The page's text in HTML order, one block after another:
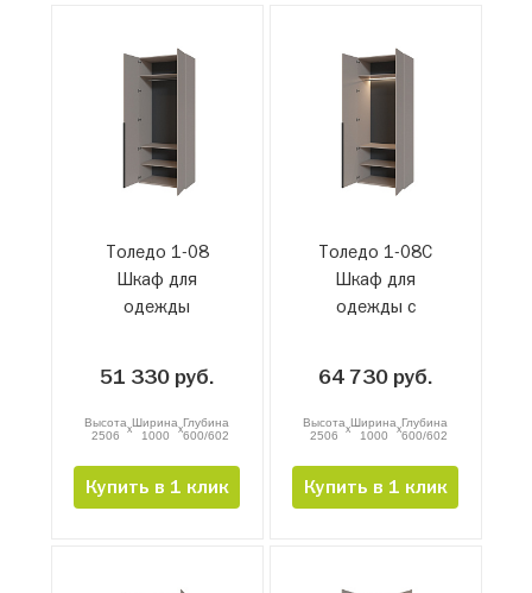
Толедо 1-08
Шкаф для
одежды
51 330 руб.
Высота
2506
xШирина
1000
xГлубина
600/602
Купить в 1 клик
Толедо 1-08С
Шкаф для
одежды с
64 730 руб.
Высота
2506
xШирина
1000
xГлубина
600/602
Купить в 1 клик